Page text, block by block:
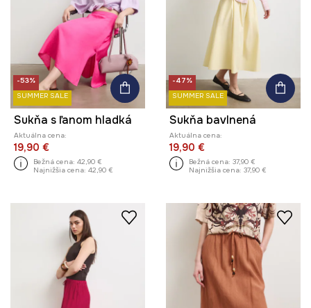
-53%
SUMMER SALE
Sukňa s ľanom hladká
Aktuálna cena:
19,90 €
Bežná cena: 42,90 €
Najnižšia cena: 42,90 €
-47%
SUMMER SALE
Sukňa bavlnená
Aktuálna cena:
19,90 €
Bežná cena: 37,90 €
Najnižšia cena: 37,90 €